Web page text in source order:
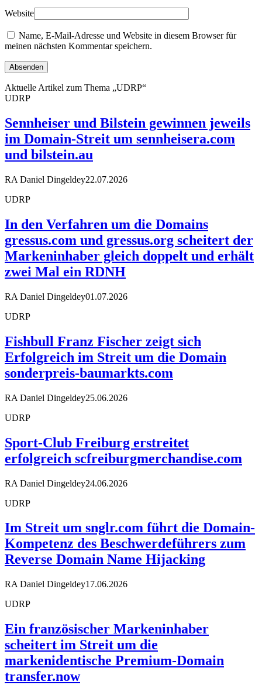
Website
Name, E-Mail-Adresse und Website in diesem Browser für
meinen nächsten Kommentar speichern.
Aktuelle Artikel zum Thema „UDRP“
UDRP
Sennheiser und Bilstein gewinnen jeweils
im Domain-Streit um sennheisera.com
und bilstein.au
RA Daniel Dingeldey22.07.2026
UDRP
In den Verfahren um die Domains
gressus.com und gressus.org scheitert der
Markeninhaber gleich doppelt und erhält
zwei Mal ein RDNH
RA Daniel Dingeldey01.07.2026
UDRP
Fishbull Franz Fischer zeigt sich
Erfolgreich im Streit um die Domain
sonderpreis-baumarkts.com
RA Daniel Dingeldey25.06.2026
UDRP
Sport-Club Freiburg erstreitet
erfolgreich scfreiburgmerchandise.com
RA Daniel Dingeldey24.06.2026
UDRP
Im Streit um snglr.com führt die Domain-
Kompetenz des Beschwerdeführers zum
Reverse Domain Name Hijacking
RA Daniel Dingeldey17.06.2026
UDRP
Ein französischer Markeninhaber
scheitert im Streit um die
markenidentische Premium-Domain
transfer.now